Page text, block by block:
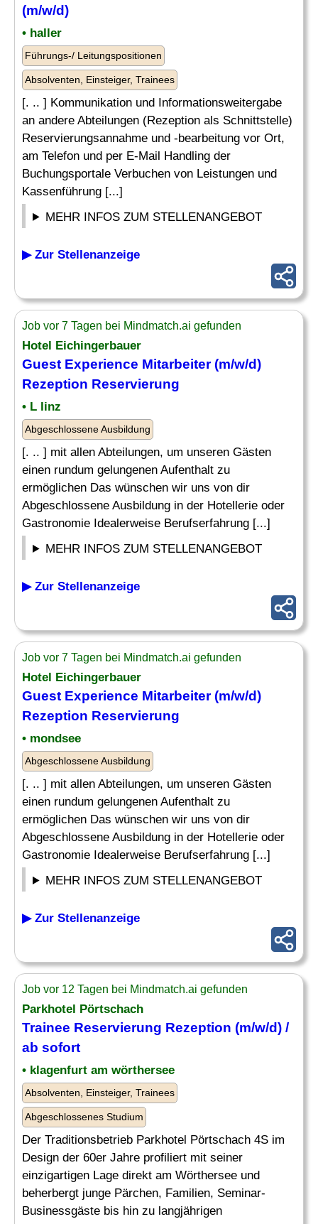
(m/w/d)
• haller
Führungs-/ Leitungspositionen
Absolventen, Einsteiger, Trainees
[. .. ] Kommunikation und Informationsweitergabe
an andere Abteilungen (Rezeption als Schnittstelle)
Reservierungsannahme und -bearbeitung vor Ort,
am Telefon und per E-Mail Handling der
Buchungsportale Verbuchen von Leistungen und
Kassenführung [...]
MEHR INFOS ZUM STELLENANGEBOT
▶ Zur Stellenanzeige
Job vor 7 Tagen bei Mindmatch.ai gefunden
Hotel Eichingerbauer
Guest Experience Mitarbeiter (m/w/d)
Rezeption Reservierung
• L linz
Abgeschlossene Ausbildung
[. .. ] mit allen Abteilungen, um unseren Gästen
einen rundum gelungenen Aufenthalt zu
ermöglichen Das wünschen wir uns von dir
Abgeschlossene Ausbildung in der Hotellerie oder
Gastronomie Idealerweise Berufserfahrung [...]
MEHR INFOS ZUM STELLENANGEBOT
▶ Zur Stellenanzeige
Job vor 7 Tagen bei Mindmatch.ai gefunden
Hotel Eichingerbauer
Guest Experience Mitarbeiter (m/w/d)
Rezeption Reservierung
• mondsee
Abgeschlossene Ausbildung
[. .. ] mit allen Abteilungen, um unseren Gästen
einen rundum gelungenen Aufenthalt zu
ermöglichen Das wünschen wir uns von dir
Abgeschlossene Ausbildung in der Hotellerie oder
Gastronomie Idealerweise Berufserfahrung [...]
MEHR INFOS ZUM STELLENANGEBOT
▶ Zur Stellenanzeige
Job vor 12 Tagen bei Mindmatch.ai gefunden
Parkhotel Pörtschach
Trainee Reservierung Rezeption (m/w/d) /
ab sofort
• klagenfurt am wörthersee
Absolventen, Einsteiger, Trainees
Abgeschlossenes Studium
Der Traditionsbetrieb Parkhotel Pörtschach 4S im
Design der 60er Jahre profiliert mit seiner
einzigartigen Lage direkt am Wörthersee und
beherbergt junge Pärchen, Familien, Seminar-
Businessgäste bis hin zu langjährigen